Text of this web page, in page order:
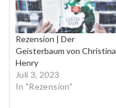
Rezension | Der
Geisterbaum von Christina
Henry
Juli 3, 2023
In "Rezension"